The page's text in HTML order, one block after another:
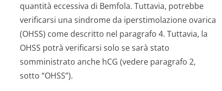
quantità eccessiva di Bemfola. Tuttavia, potrebbe
verificarsi una sindrome da iperstimolazione ovarica
(OHSS) come descritto nel paragrafo 4. Tuttavia, la
OHSS potrà verificarsi solo se sarà stato
somministrato anche hCG (vedere paragrafo 2,
sotto “OHSS”).